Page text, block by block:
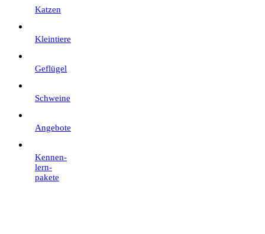
Katzen
Kleintiere
Geflügel
Schweine
Angebote
Kennen­
lern­­
pakete